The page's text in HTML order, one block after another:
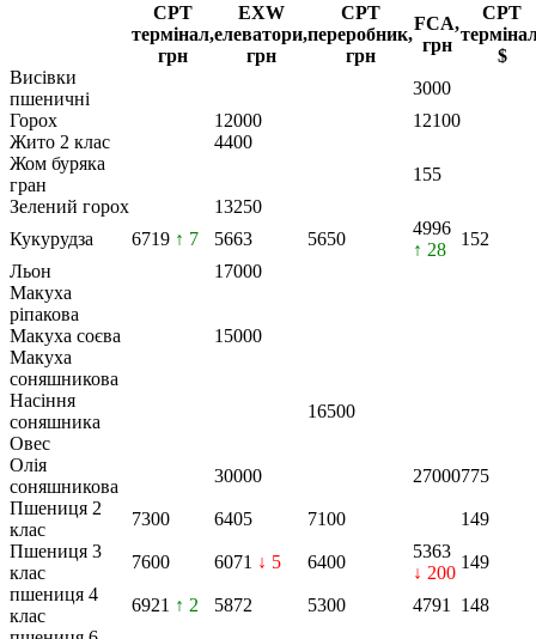
CPT
термінал,
грн
EXW
елеватори,
грн
CPT
переробник,
грн
FCA,
грн
CPT
$
Висівки
пшеничні
3000
Горох
12000
12100
Жито 2 клас
4400
Жом буряка
гран
155
Зелений горох
13250
Кукурудза
6719 ↑ 7 5663 5650
4996
↑ 28
152
Льон
17000
Макуха
ріпакова
Макуха соєва
15000
Макуха
соняшникова
Насіння
соняшника
16500
Овес
Олія
соняшникова
30000 27000775
Пшениця 2
клас
7300 6405 7100
149
Пшениця 3
клас
7600 6071 ↓ 5 6400
5363
↓ 200
149
пшениця 4
клас
6921 ↑ 2 5872 5300 4791
148